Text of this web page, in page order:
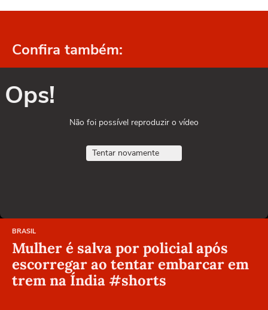
Confira também:
Ops!
Não foi possível reproduzir o vídeo
Tentar novamente
BRASIL
Mulher é salva por policial após
escorregar ao tentar embarcar em
trem na Índia #shorts